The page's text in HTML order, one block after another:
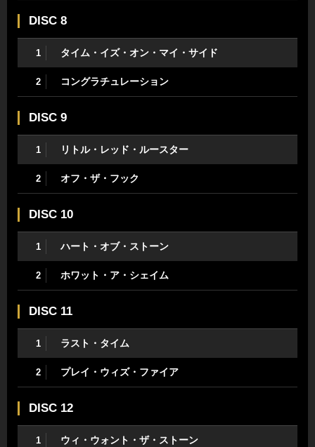
DISC 8
1 タイム・イズ・オン・マイ・サイド
2 コングラチュレーション
DISC 9
1 リトル・レッド・ルースター
2 オフ・ザ・フック
DISC 10
1 ハート・オブ・ストーン
2 ホワット・ア・シェイム
DISC 11
1 ラスト・タイム
2 プレイ・ウィズ・ファイア
DISC 12
1 ウィ・ウォント・ザ・ストーン